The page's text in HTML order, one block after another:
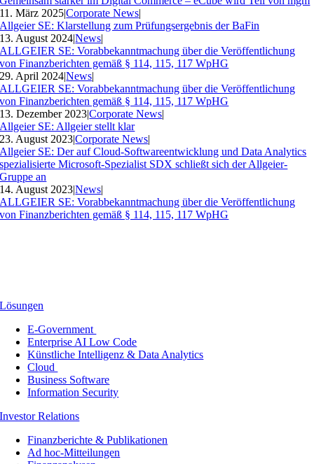
11. März 2025|Corporate News|
Allgeier SE: Klarstellung zum Prüfungsergebnis der BaFin
13. August 2024|News|
ALLGEIER SE: Vorabbekanntmachung über die Veröffentlichung
von Finanzberichten gemäß § 114, 115, 117 WpHG
29. April 2024|News|
ALLGEIER SE: Vorabbekanntmachung über die Veröffentlichung
von Finanzberichten gemäß § 114, 115, 117 WpHG
13. Dezember 2023|Corporate News|
Allgeier SE: Allgeier stellt klar
23. August 2023|Corporate News|
Allgeier SE: Der auf Cloud-Softwareentwicklung und Data Analytics
spezialisierte Microsoft-Spezialist SDX schließt sich der Allgeier-
Gruppe an
14. August 2023|News|
ALLGEIER SE: Vorabbekanntmachung über die Veröffentlichung
von Finanzberichten gemäß § 114, 115, 117 WpHG
Lösungen
E-Government
Enterprise AI Low Code
Künstliche Intelligenz & Data Analytics
Cloud
Business Software
Information Security
Investor Relations
Finanzberichte & Publikationen
Ad hoc-Mitteilungen